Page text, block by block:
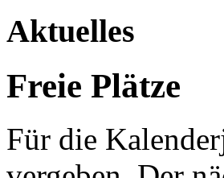
Aktuelles
Freie Plätze
Für die